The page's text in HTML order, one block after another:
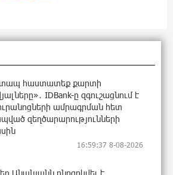
հաստատեք քարտի
IDBank-ը զգուշացնում է
ամրագրման հետ
զեղծարարությունների
16:59:37 8-08-2026
Անանյանն ընդգրկվել է